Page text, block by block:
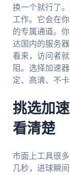
换一个就行了
工作。它会在
的专属通道。
达国内的服务
看来，访问者
阻。选择加速
定、高清、不
挑选加
看清楚
市面上工具很
几秒，进球瞬